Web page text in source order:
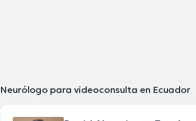
Neurólogo para videoconsulta en Ecuador